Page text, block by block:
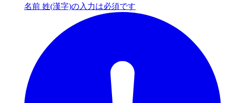
名前 姓(漢字)の入力は必須です